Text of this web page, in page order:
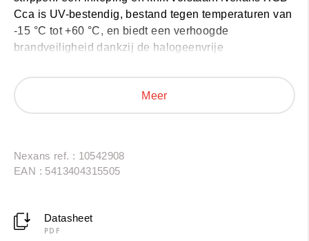
Cca is UV-bestendig, bestand tegen temperaturen van
-15 °C tot +60 °C, en biedt een verhoogde
brandveiligheid dankzij de halogeenvrije
van een milieupaspoort (PEP EcoPassport) voor
transparantie over de ecologische voetafdruk.
Meer
Nexans ref. : 10542908
EAN : 5413404315505
Datasheet
PDF